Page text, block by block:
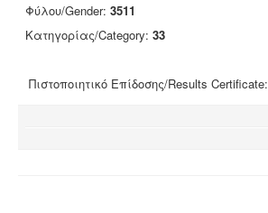
Φύλου/Gender: 3511
Κατηγορίας/Category: 33
Πιστοποιητικό Επίδοσης/Results Certificate: